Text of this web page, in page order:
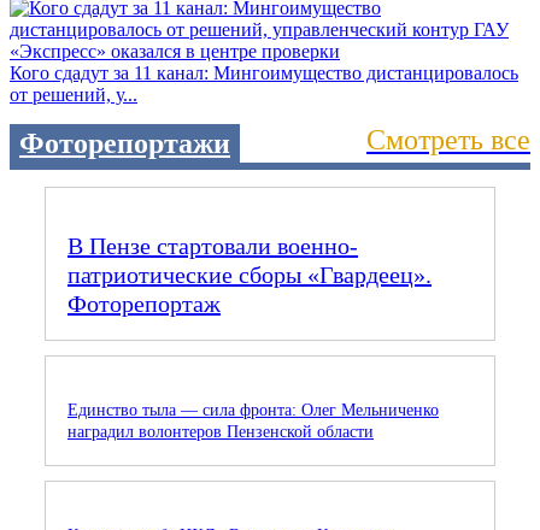
Кого сдадут за 11 канал: Мингоимущество дистанцировалось
от решений, у...
Фоторепортажи Смотреть все
В Пензе стартовали военно-
патриотические сборы «Гвардеец».
Фоторепортаж
Единство тыла — сила фронта: Олег Мельниченко
наградил волонтеров Пензенской области